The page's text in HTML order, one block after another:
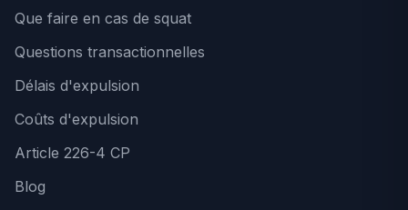
Que faire en cas de squat
Questions transactionnelles
Délais d'expulsion
Coûts d'expulsion
Article 226-4 CP
Blog